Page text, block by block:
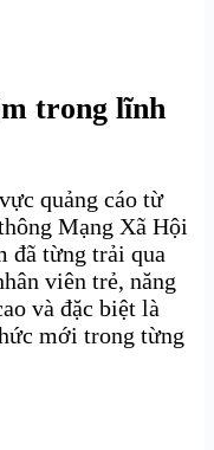
trong lĩnh
quảng cáo từ
Mạng Xã Hội
đã từng trải qua
viên trẻ, năng
và đặc biệt là
mới trong từng